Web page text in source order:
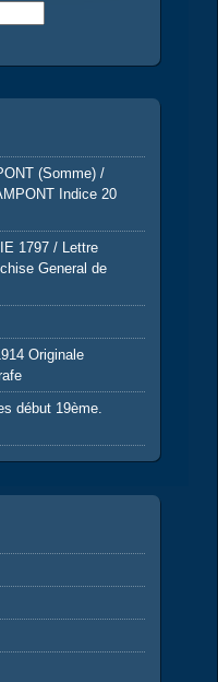
(Somme) /
Indice 20
1797 / Lettre
General de
Originale
début 19ème.